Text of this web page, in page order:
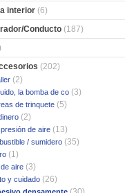
interior (6)
Conducto (187)
(202)
(2)
la bomba de co (3)
de trinquete (5)
(2)
de aire (13)
/ sumidero (35)
(1)
aire (3)
y cuidado (26)